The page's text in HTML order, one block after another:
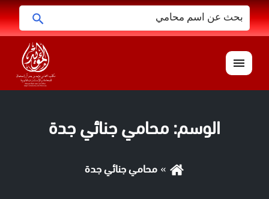
البحث
عن:
القائمة
الوسم: محامي جنائي جدة
محامي جنائي جدة